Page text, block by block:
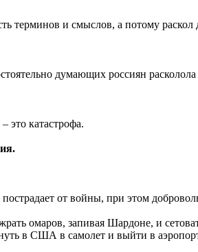
и смыслов, а потому раскол
думающих россиян расколола
это катастрофа.
от войны, при этом
омаров, запивая Шардоне, и
в США в самолет и выйти в